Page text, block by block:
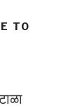
TO